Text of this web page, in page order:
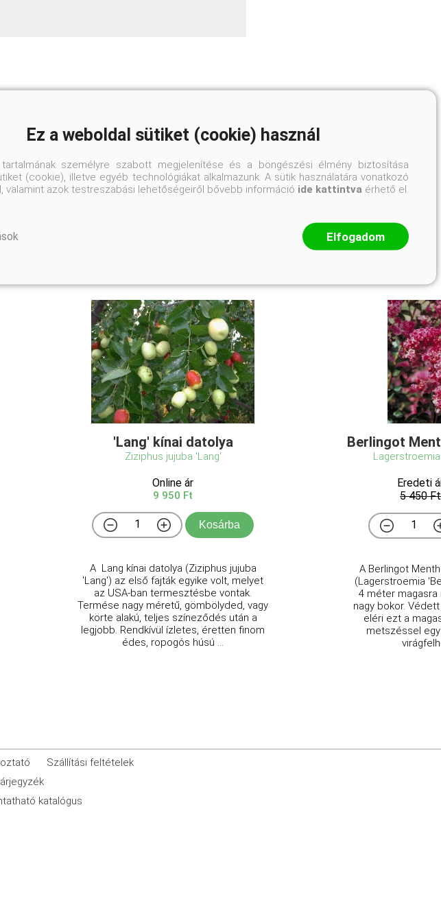
Lagerstroemia
'Lang' kínai datolya
Ziziphus jujuba 'Lang'
Online ár
9 950 Ft
Kosárba
A Lang kínai datolya (Ziziphus jujuba
'Lang') az első fajták egyike volt, melyet
az USA-ban termesztésbe vontak.
Termése nagy méretű, gömbölyded, vagy
körte alakú, teljes színeződés után a
legjobb. Rendkívül ízletes, éretten finom
édes, ropogós húsú ...
Berlingot
Eredeti
5 450 Ft
A Berlingot
(Lagerstroemia
4 méter magasra
nagy bokor.
eléri ezt a
metszéssel
Szállítási feltételek
katalógus
Ez a weboldal sütiket (cookie) használ
tartalmának személyre szabott megjelenítése és a böngészési élmény biztosítása
(cookie), illetve egyéb technológiákat alkalmazunk. A sütik használatára vonatkozó
valamint azok testreszabási lehetőségeiről bővebb információ ide kattintva érhető el.
Elfogadom